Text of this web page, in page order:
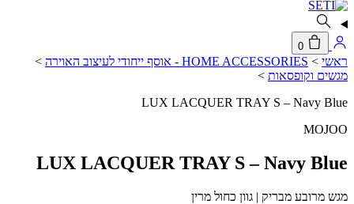
0
ראשי > HOME ACCESSORIES - אוסף ייחודי לעיצוב האוירה
>
מגשים וקופסאות >
LUX LACQUER TRAY S – Navy Blue
MOJOO
LUX LACQUER TRAY S – Navy Blue
מגש מרובע מבריק | גוון כחול מרין